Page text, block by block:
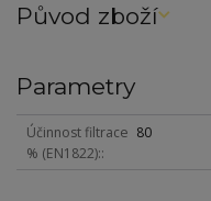
Původ zboží
Parametry
Účinnost filtrace
% (EN1822):
80